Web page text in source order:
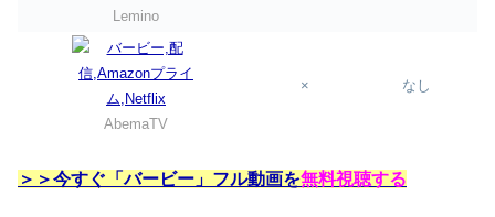
Lemino
AbemaTV
× なし
＞＞今すぐ「バービー」フル動画を無料視聴する